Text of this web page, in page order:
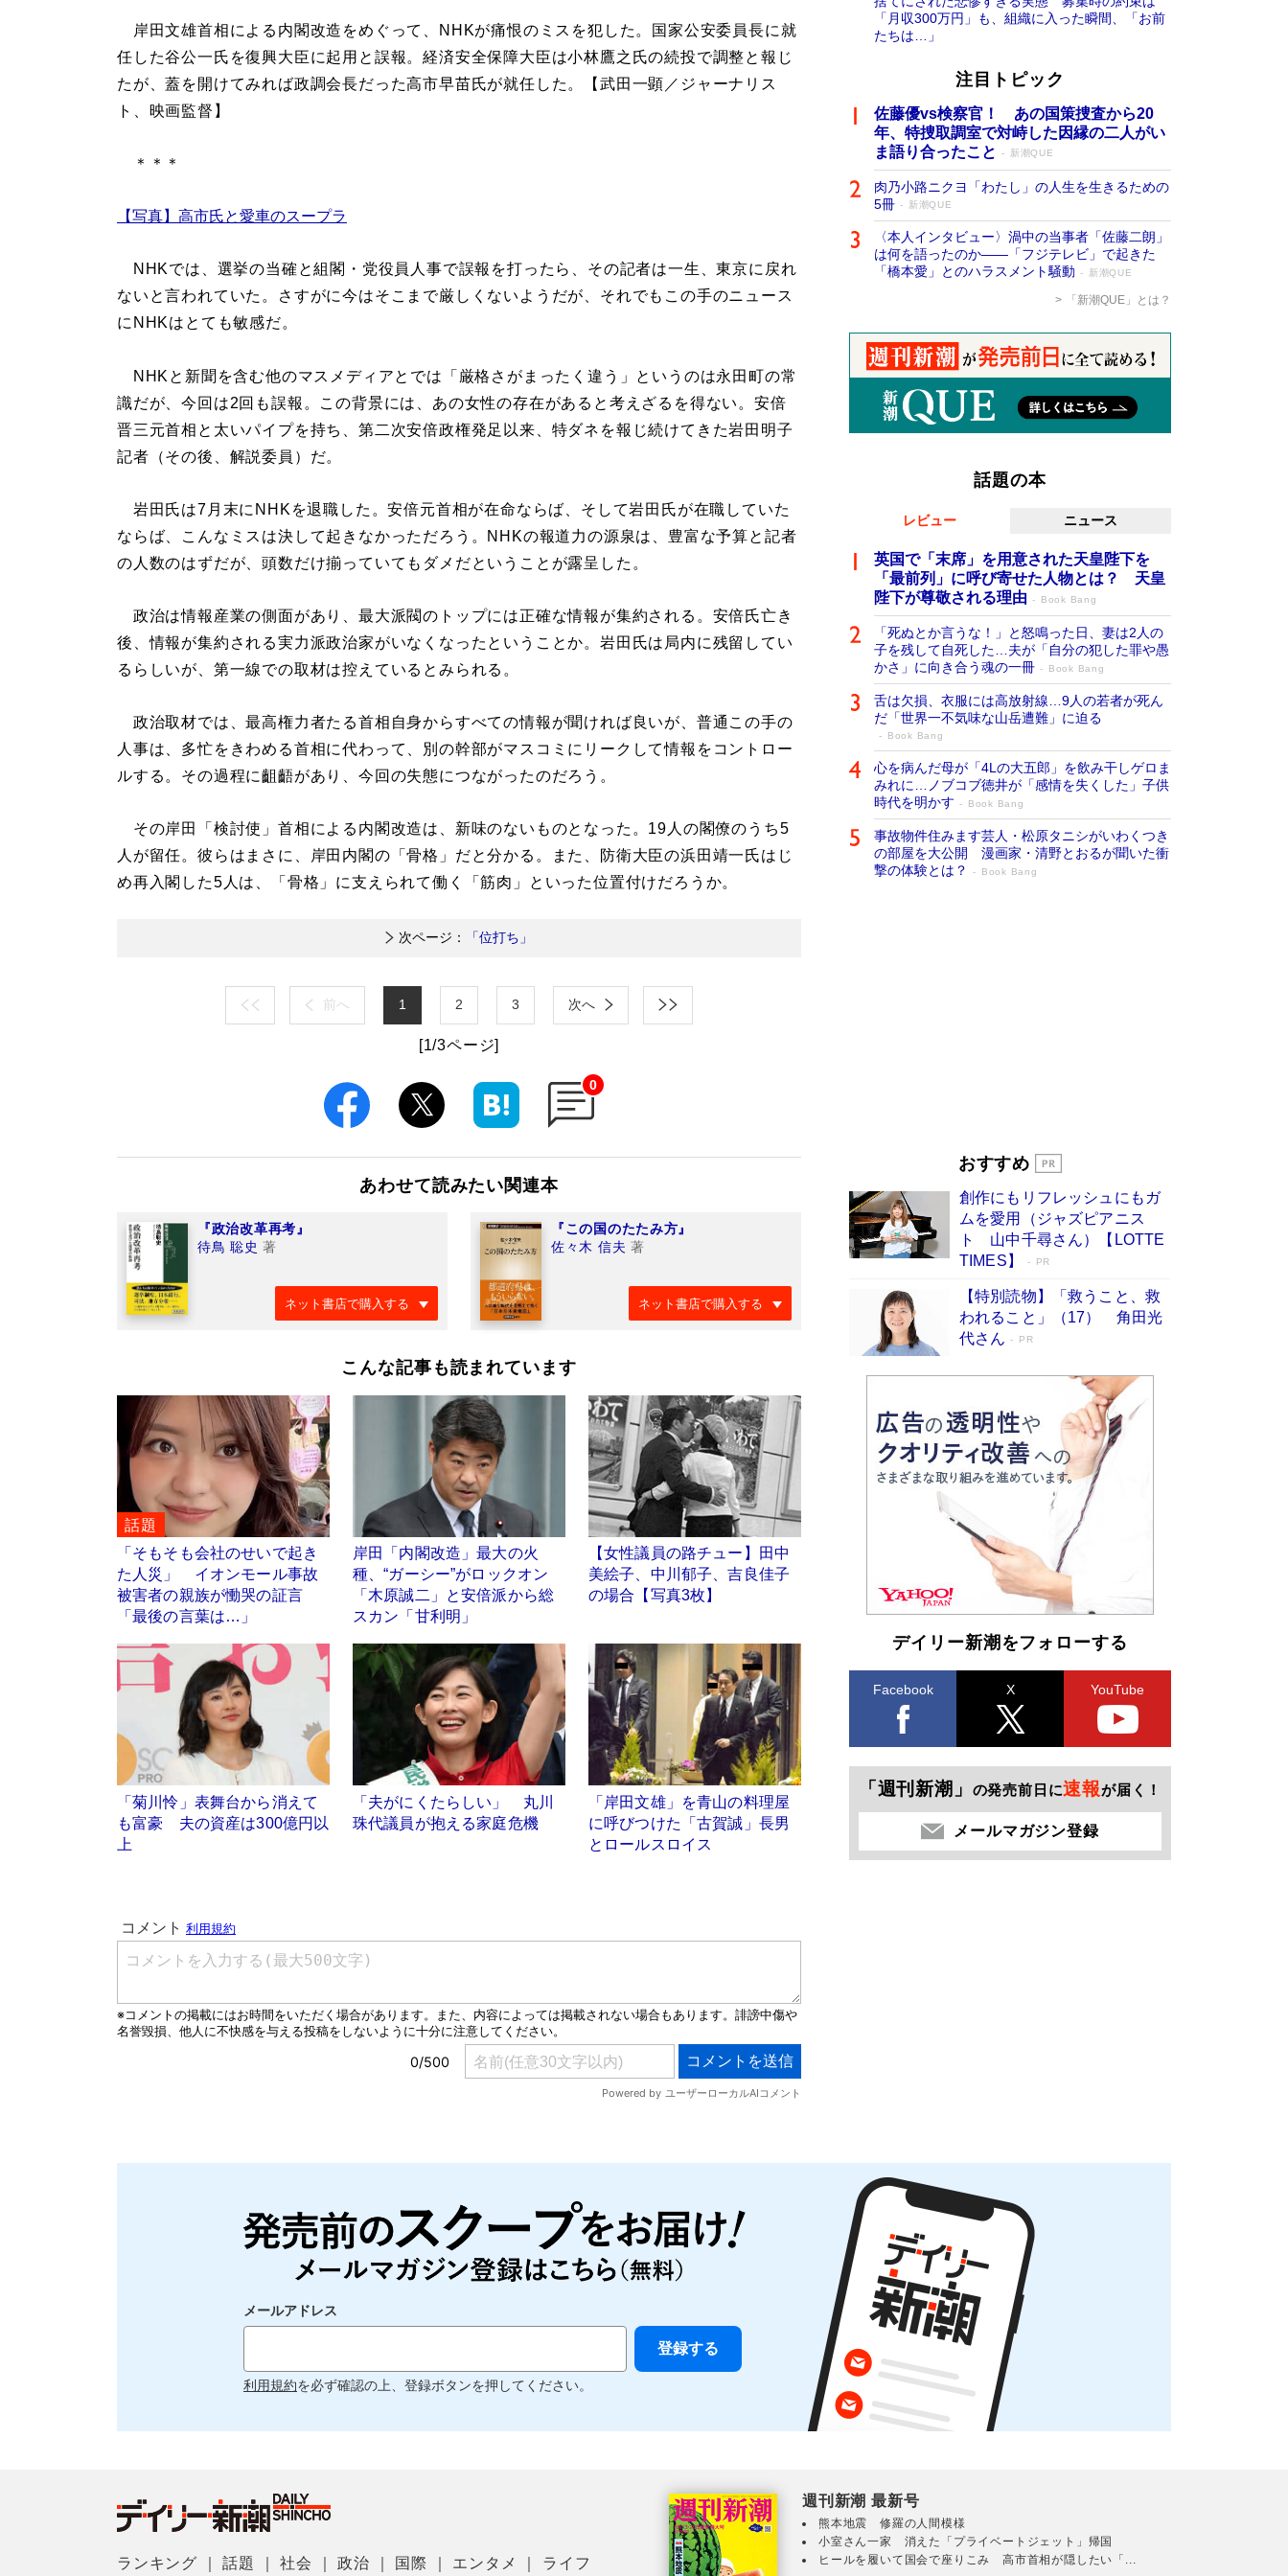
岸田文雄首相による内閣改造をめぐって、NHKが痛恨のミスを犯した。国家公安委員長に就
任した谷公一氏を復興大臣に起用と誤報。経済安全保障大臣は小林鷹之氏の続投で調整と報じ
たが、蓋を開けてみれば政調会長だった高市早苗氏が就任した。【武田一顕／ジャーナリス
ト、映画監督】
＊＊＊
【写真】高市氏と愛車のスープラ
NHKでは、選挙の当確と組閣・党役員人事で誤報を打ったら、その記者は一生、東京に戻れ
ないと言われていた。さすがに今はそこまで厳しくないようだが、それでもこの手のニュース
にNHKはとても敏感だ。
NHKと新聞を含む他のマスメディアとでは「厳格さがまったく違う」というのは永田町の常
識だが、今回は2回も誤報。この背景には、あの女性の存在があると考えざるを得ない。安倍
晋三元首相と太いパイプを持ち、第二次安倍政権発足以来、特ダネを報じ続けてきた岩田明子
記者（その後、解説委員）だ。
岩田氏は7月末にNHKを退職した。安倍元首相が在命ならば、そして岩田氏が在職していた
ならば、こんなミスは決して起きなかっただろう。NHKの報道力の源泉は、豊富な予算と記者
の人数のはずだが、頭数だけ揃っていてもダメだということが露呈した。
政治は情報産業の側面があり、最大派閥のトップには正確な情報が集約される。安倍氏亡き
後、情報が集約される実力派政治家がいなくなったということか。岩田氏は局内に残留してい
るらしいが、第一線での取材は控えているとみられる。
政治取材では、最高権力者たる首相自身からすべての情報が聞ければ良いが、普通この手の
人事は、多忙をきわめる首相に代わって、別の幹部がマスコミにリークして情報をコントロー
ルする。その過程に齟齬があり、今回の失態につながったのだろう。
その岸田「検討使」首相による内閣改造は、新味のないものとなった。19人の閣僚のうち5
人が留任。彼らはまさに、岸田内閣の「骨格」だと分かる。また、防衛大臣の浜田靖一氏はじ
め再入閣した5人は、「骨格」に支えられて働く「筋肉」といった位置付けだろうか。
次ページ： 「位打ち」
前へ 1 2 3 次へ
[1/3ページ]
0
あわせて読みたい関連本
『政治改革再考』
待鳥 聡史 著
ネット書店で購入する
『この国のたたみ方』
佐々木 信夫 著
ネット書店で購入する
こんな記事も読まれています
話題
「そもそも会社のせいで起き
た人災」 イオンモール事故
被害者の親族が慟哭の証言
「最後の言葉は…」
岸田「内閣改造」最大の火
種、“ガーシー”がロックオン
「木原誠二」と安倍派から総
スカン「甘利明」
【女性議員の路チュー】田中
美絵子、中川郁子、吉良佳子
の場合【写真3枚】
「菊川怜」表舞台から消えて
も富豪 夫の資産は300億円以
上
「夫がにくたらしい」 丸川
珠代議員が抱える家庭危機
「岸田文雄」を青山の料理屋
に呼びつけた「古賀誠」長男
とロールスロイス
「月収300万円」も、組織に入った瞬間、「お前
たちは…」
注目トピック
佐藤優vs検察官！ あの国策捜査から20
年、特捜取調室で対峙した因縁の二人がい
ま語り合ったこと
新潮QUE
肉乃小路ニクヨ「わたし」の人生を生きるための
5冊
新潮QUE
〈本人インタビュー〉渦中の当事者「佐藤二朗」
は何を語ったのか――「フジテレビ」で起きた
「橋本愛」とのハラスメント騒動
新潮QUE
「新潮QUE」とは？
話題の本
レビュー ニュース
英国で「末席」を用意された天皇陛下を
「最前列」に呼び寄せた人物とは？ 天皇
陛下が尊敬される理由
Book Bang
「死ぬとか言うな！」と怒鳴った日、妻は2人の
子を残して自死した…夫が「自分の犯した罪や愚
かさ」に向き合う魂の一冊
Book Bang
舌は欠損、衣服には高放射線…9人の若者が死ん
だ「世界一不気味な山岳遭難」に迫る
Book Bang
心を病んだ母が「4Lの大五郎」を飲み干しゲロま
みれに…ノブコブ徳井が「感情を失くした」子供
時代を明かす
Book Bang
事故物件住みます芸人・松原タニシがいわくつき
の部屋を大公開 漫画家・清野とおるが聞いた衝
撃の体験とは？
Book Bang
で決まっている 東大生に早生まれが少ない理由
坂本龍一「ステージ4」のガンとの闘病を語る
Book Bang
おすすめ
創作にもリフレッシュにもガ
ムを愛用（ジャズピアニス
ト 山中千尋さん）【LOTTE
TIMES】
PR
【特別読物】「救うこと、救
われること」（17） 角田光
代さん
PR
デイリー新潮をフォローする
Facebook X YouTube
「週刊新潮」 の発売前日に速報が届く！
メールマガジン登録
メールアドレス
利用規約を必ず確認の上、登録ボタンを押してください。
ランキング ｜話題 ｜社会 ｜政治 国際 エンタメ ライフ
週刊新潮 最新号
熊本地震 修羅の人間模様
小室さん一家 消えた「プライベートジェット」帰国
ヒールを履いて国会で座りこみ 高市首相が隠したい「...